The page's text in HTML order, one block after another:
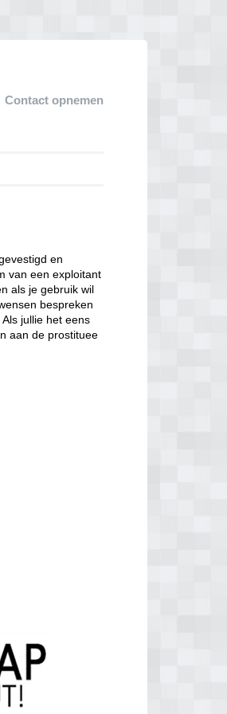
Contact opnemen
en
van een exploitant
als je gebruik wil
bespreken
jullie het eens
aan de prostituee